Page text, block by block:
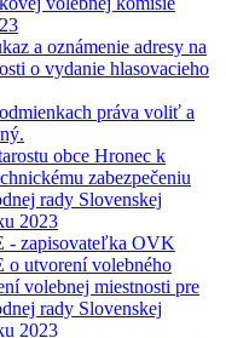
a oznámenie adresy na
o vydanie hlasovacieho
práva voliť a
obce Hronec k
zabezpečeniu
rady Slovenskej
2023
zapisovateľka OVK
utvorení volebného
volebnej miestnosti pre
rady Slovenskej
2023